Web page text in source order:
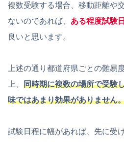
複数受験する場合、移動距離や
ないのであれば、 ある程度試験
良いと思います。
上述の通り都道府県ごとの難易
上、 同時期に複数の場所で受験
味ではあまり効果がありません
試験日程に幅があれば、先に受